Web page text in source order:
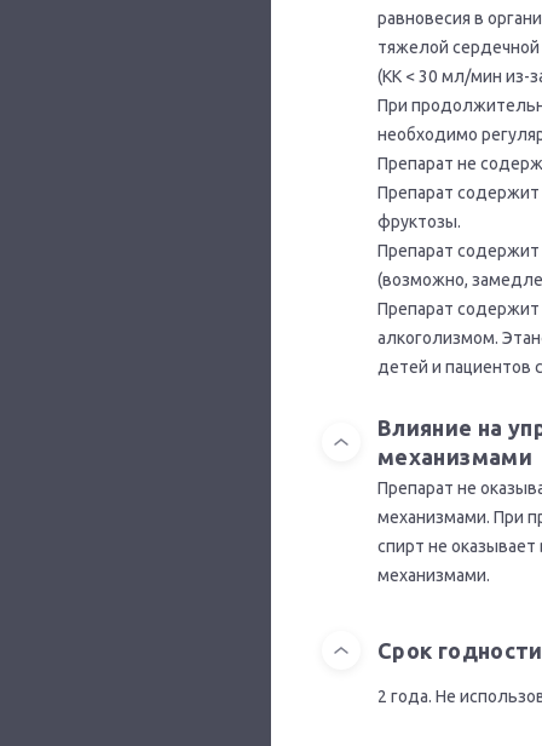
равновесия в
тяжелой сердечной
(КК < 30 мл/мин из-
При
необходимо
Препарат не
Препарат содержит
фруктозы.
Препарат содержит
(возможно,
Препарат
алкоголизмом.
детей и пациентов
Влияние на
механизмами
Препарат не
механизмами. При
спирт не
механизмами.
Срок годности
2 года. Не